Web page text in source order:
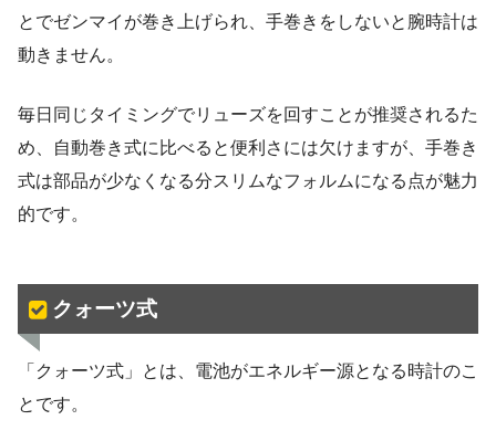
とでゼンマイが巻き上げられ、手巻きをしないと腕時計は
動きません。
毎日同じタイミングでリューズを回すことが推奨されるた
め、自動巻き式に比べると便利さには欠けますが、手巻き
式は部品が少なくなる分スリムなフォルムになる点が魅力
的です。
クォーツ式
「クォーツ式」とは、電池がエネルギー源となる時計のこ
とです。